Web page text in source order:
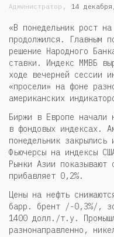
Администратор , 14
«В понедельник рост
продолжился. Главным
решение Народного
ставки. Индекс ММВБ
ходе вечерней сессии
«просели» на фоне
американских
Биржи в Европе начали
в фондовых индексах.
понедельник
Фьючерсы на индексы
Рынки Азии
прибавляет 0,2%.
Цены на нефть
барр. брент /-0,3%/,
1400 долл./т.у.
разнонаправленно,